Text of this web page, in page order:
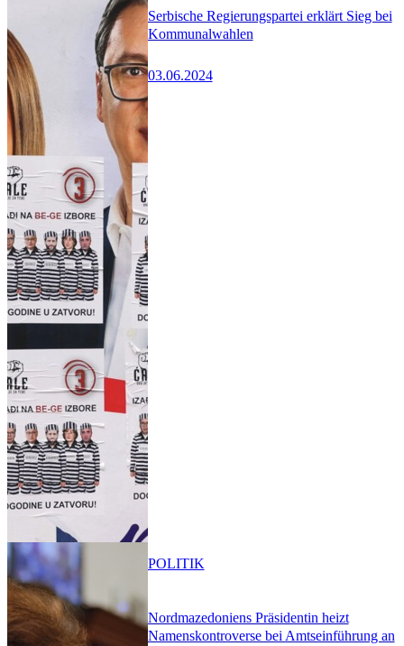
Serbische Regierungspartei erklärt Sieg bei
Kommunalwahlen
03.06.2024
Nordmazedoniens Präsidentin heizt
Namenskontroverse bei Amtseinführung an
POLITIK